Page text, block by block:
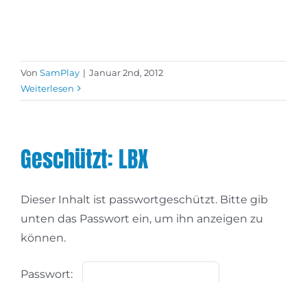
Von SamPlay | Januar 2nd, 2012
Weiterlesen
Geschützt: LBX
Dieser Inhalt ist passwortgeschützt. Bitte gib
unten das Passwort ein, um ihn anzeigen zu
können.
Passwort: